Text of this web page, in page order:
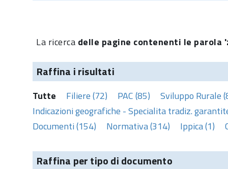
La ricerca delle pagine contenenti le
Raffina i risultati
Tutte Filiere (72) PAC (85) Sviluppo Rurale
Indicazioni geografiche - Specialita tradiz.
Documenti (154)
Normativa (314) Ippica (1)
Raffina per tipo di documento